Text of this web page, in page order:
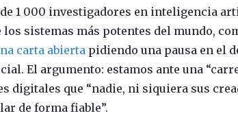
de 1 000 investigadores en inteligencia
sistemas más potentes del mundo,
carta abierta pidiendo una pausa en el
El argumento: estamos ante una
digitales que “nadie, ni siquiera sus
de forma fiable”.